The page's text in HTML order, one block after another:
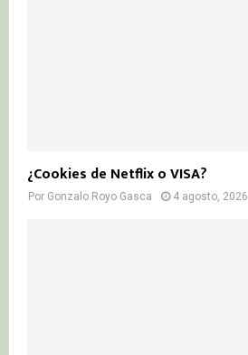
¿Cookies de Netflix o VISA?
Por Gonzalo Royo Gasca 4 agosto, 2026